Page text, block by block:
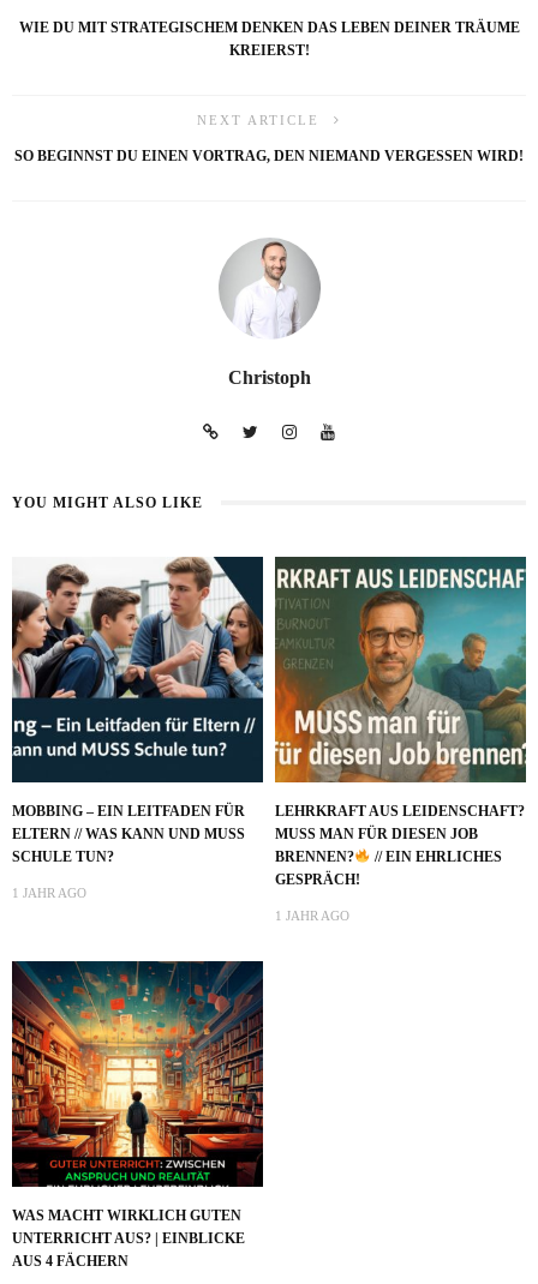
WIE DU MIT STRATEGISCHEM DENKEN DAS LEBEN DEINER TRÄUME
KREIERST!
NEXT ARTICLE
SO BEGINNST DU EINEN VORTRAG, DEN NIEMAND VERGESSEN WIRD!
Christoph
YOU MIGHT ALSO LIKE
MOBBING – EIN LEITFADEN FÜR
ELTERN // WAS KANN UND MUSS
SCHULE TUN?
1 JAHR AGO
LEHRKRAFT AUS LEIDENSCHAFT?
MUSS MAN FÜR DIESEN JOB
BRENNEN?
// EIN EHRLICHES
GESPRÄCH!
1 JAHR AGO
WAS MACHT WIRKLICH GUTEN
UNTERRICHT AUS? | EINBLICKE
AUS 4 FÄCHERN